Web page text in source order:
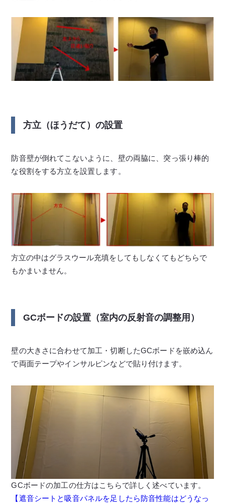
方立（ほうだて）の設置
防音壁が倒れてこないように、壁の両脇に、突っ張り棒的
な役割をする方立を設置します。
方立の中はグラスウール充填をしてもしなくてもどちらで
もかまいません。
GCボードの設置（室内の反射音の調整用）
壁の大きさに合わせて加工・切断したGCボードを嵌め込ん
で両面テープやインサルピンなどで貼り付けます。
GCボードの加工の仕方はこちらで詳しく述べています。
【遮音シートと吸音パネルを足したら防音性能はどうなっ